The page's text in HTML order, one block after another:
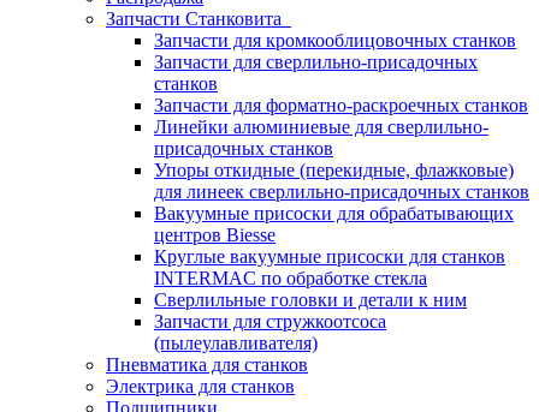
Запчасти Станковита
Запчасти для кромкооблицовочных станков
Запчасти для сверлильно-присадочных
станков
Запчасти для форматно-раскроечных станков
Линейки алюминиевые для сверлильно-
присадочных станков
Упоры откидные (перекидные, флажковые)
для линеек сверлильно-присадочных станков
Вакуумные присоски для обрабатывающих
центров Biesse
Круглые вакуумные присоски для станков
INTERMAC по обработке стекла
Сверлильные головки и детали к ним
Запчасти для стружкоотсоса
(пылеулавливателя)
Пневматика для станков
Электрика для станков
Подшипники